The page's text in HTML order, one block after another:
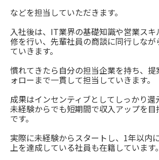
などを担当していただきます。
入社後は、IT業界の基礎知識や営業ス
修を行い、先輩社員の商談に同行しなが
ていきます。
慣れてきたら自分の担当企業を持ち、提
ォローまで一貫して担当していきます。
成果はインセンティブとしてしっかり還
未経験からでも短期間で収入アップを
です。
実際に未経験からスタートし、1年以内
上を達成している社員も在籍しています。